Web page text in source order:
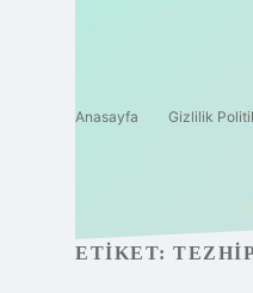
Anasayfa Gizlilik
ETIKET: